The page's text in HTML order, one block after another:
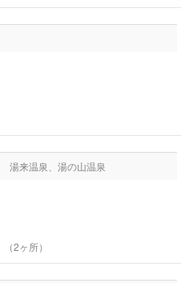
湯来温泉、湯の山温泉
（2ヶ所）